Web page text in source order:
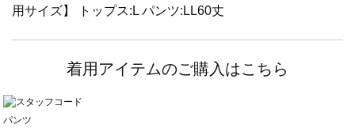
用サイズ】 トップス:L パンツ:LL60丈
着用アイテムのご購入はこちら
パンツ